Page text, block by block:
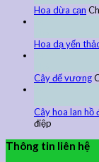
Hoa dừa cạn
Hoa dạ yến
Cây đế vương
Cây hoa lan hồ
điệp
Thông tin liên hệ